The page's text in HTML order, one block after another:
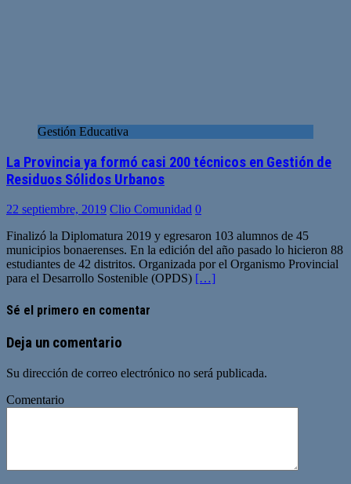
Gestión Educativa
La Provincia ya formó casi 200 técnicos en Gestión de
Residuos Sólidos Urbanos
22 septiembre, 2019 Clio Comunidad 0
Finalizó la Diplomatura 2019 y egresaron 103 alumnos de 45
municipios bonaerenses. En la edición del año pasado lo hicieron 88
estudiantes de 42 distritos. Organizada por el Organismo Provincial
para el Desarrollo Sostenible (OPDS) […]
Sé el primero en comentar
Deja un comentario
Su dirección de correo electrónico no será publicada.
Comentario